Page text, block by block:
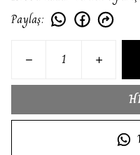
Paylaş: